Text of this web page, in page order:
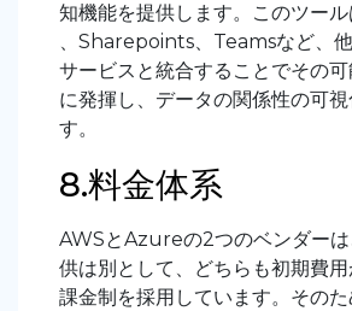
知機能を提供します。このツー
、Sharepoints、Teamsなど、
サービスと統合することでその
に発揮し、データの関係性の可視
す。
8.料金体系
AWSとAzureの2つのベンダーは
供は別として、どちらも初期費
課金制を採用しています。その